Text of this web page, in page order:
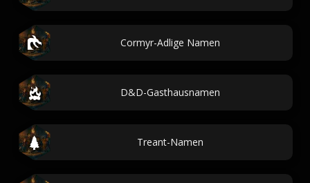
Cormyr-Adlige Namen
D&D-Gasthausnamen
Treant-Namen